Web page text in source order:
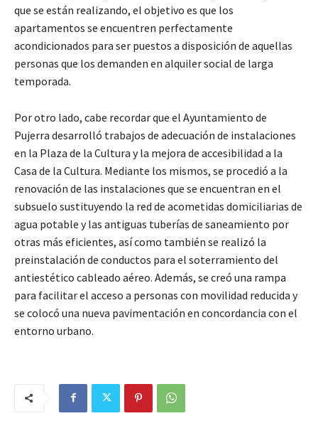
que se están realizando, el objetivo es que los
apartamentos se encuentren perfectamente
acondicionados para ser puestos a disposición de aquellas
personas que los demanden en alquiler social de larga
temporada.
Por otro lado, cabe recordar que el Ayuntamiento de
Pujerra desarrolló trabajos de adecuación de instalaciones
en la Plaza de la Cultura y la mejora de accesibilidad a la
Casa de la Cultura. Mediante los mismos, se procedió a la
renovación de las instalaciones que se encuentran en el
subsuelo sustituyendo la red de acometidas domiciliarias de
agua potable y las antiguas tuberías de saneamiento por
otras más eficientes, así como también se realizó la
preinstalación de conductos para el soterramiento del
antiestético cableado aéreo. Además, se creó una rampa
para facilitar el acceso a personas con movilidad reducida y
se colocó una nueva pavimentación en concordancia con el
entorno urbano.